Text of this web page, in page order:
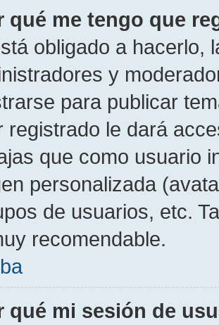
qué me tengo que
obligado a hacerlo,
y
para publicar
registrado le dará
que como usuario
personalizada
de usuarios, etc.
recomendable.
qué mi sesión de